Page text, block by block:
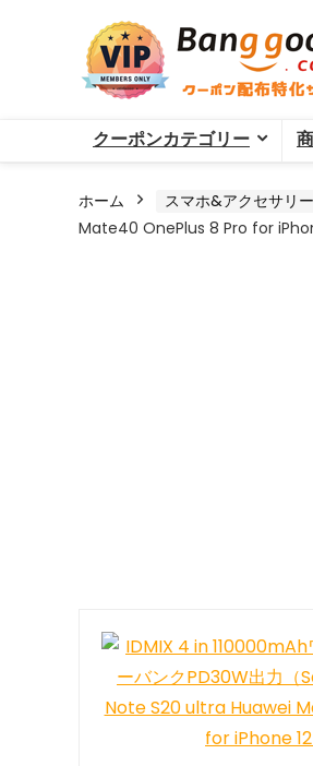
クーポンカテゴリー
ホーム スマホ&アクセサリー
Mate40 OnePlus 8 Pro for